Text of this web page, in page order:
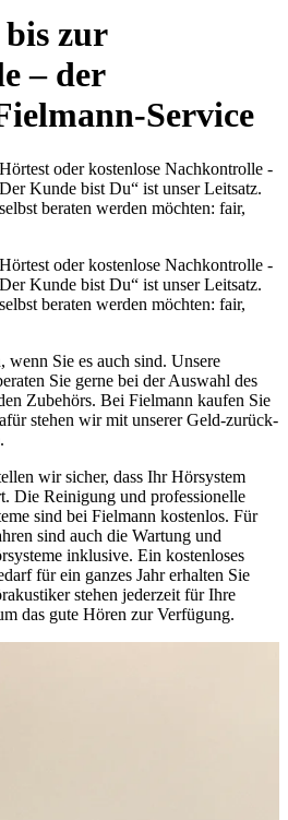
zur
– der
Service
oder kostenlose Nachkontrolle -
Kunde bist Du“ ist unser Leitsatz.
beraten werden möchten: fair,
oder kostenlose Nachkontrolle -
Kunde bist Du“ ist unser Leitsatz.
beraten werden möchten: fair,
wenn Sie es auch sind. Unsere
Sie gerne bei der Auswahl des
Zubehörs. Bei Fielmann kaufen Sie
stehen wir mit unserer Geld-zurück-
wir sicher, dass Ihr Hörsystem
Die Reinigung und professionelle
sind bei Fielmann kostenlos. Für
sind auch die Wartung und
inklusive. Ein kostenloses
für ein ganzes Jahr erhalten Sie
stehen jederzeit für Ihre
das gute Hören zur Verfügung.